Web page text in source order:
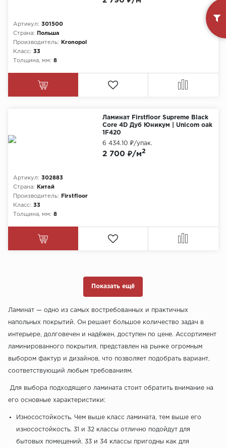
Артикул: 301500
Страна:
Польша
Производитель:
Kronopol
Класс: 33
Толщина, мм: 8
Ламинат Firstfloor Supreme Black
Core 4D Дуб Юникум | Unicom oak
1F420
Артикул: 302883
Страна:
Китай
Производитель:
Firstfloor
Класс: 33
Толщина, мм: 8
2 700 ₽/м2
6 434.10 ₽/упак.
Показать ещё
Ламинат — одно из самых востребованных и практичных
напольных покрытий. Он решает большое количество задач в
интерьере, долговечен и надёжен, доступен по цене. Ассортимент
ламинированного покрытия, представлен на рынке огромным
выбором фактур и дизайнов, что позволяет подобрать вариант,
соответствующий любым требованиям.
Для выбора подходящего ламината стоит обратить внимание на
его основные характеристики:
Износостойкость. Чем выше класс ламината, тем выше его
износостойкость. 31 и 32 классы отлично подойдут для
бытовых помещений. 33 и 34 классы пригодны как для